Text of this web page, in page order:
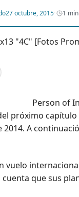
27 octubre, 2015 1
próximo capítulo
2014. A
vuelo
que sus